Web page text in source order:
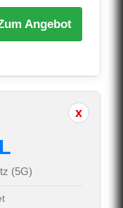
Angebot
(5G)